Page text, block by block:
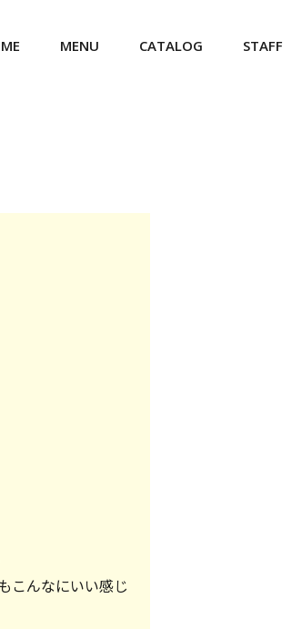
MENU CATALOG STAFF
こんなにいい感じ